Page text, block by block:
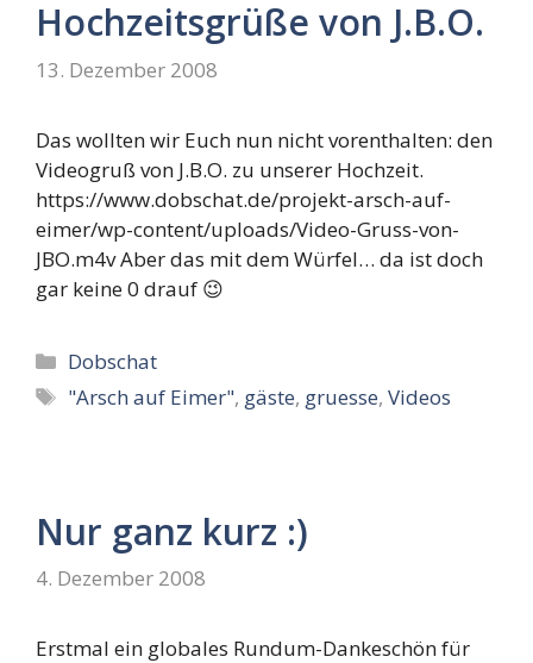
Hochzeitsgrüße von J.B.O.
13. Dezember 2008
Das wollten wir Euch nun nicht vorenthalten: den
Videogruß von J.B.O. zu unserer Hochzeit.
https://www.dobschat.de/projekt-arsch-auf-
eimer/wp-content/uploads/Video-Gruss-von-
JBO.m4v Aber das mit dem Würfel… da ist doch
gar keine 0 drauf 😉
Kategorien
Dobschat
Schlagwörter
"Arsch auf Eimer", gäste, gruesse,Videos
Nur ganz kurz :)
4. Dezember 2008
Erstmal ein globales Rundum-Dankeschön für